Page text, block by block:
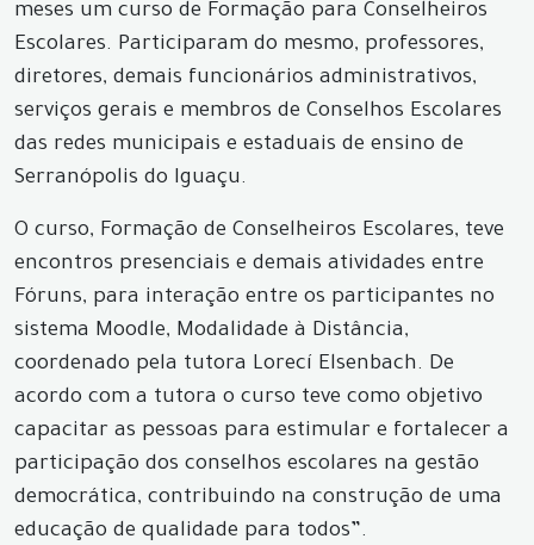
meses um curso de Formação para Conselheiros
Escolares. Participaram do mesmo, professores,
diretores, demais funcionários administrativos,
serviços gerais e membros de Conselhos Escolares
das redes municipais e estaduais de ensino de
Serranópolis do Iguaçu.
O curso, Formação de Conselheiros Escolares, teve
encontros presenciais e demais atividades entre
Fóruns, para interação entre os participantes no
sistema Moodle, Modalidade à Distância,
coordenado pela tutora Lorecí Elsenbach. De
acordo com a tutora o curso teve como objetivo
capacitar as pessoas para estimular e fortalecer a
participação dos conselhos escolares na gestão
democrática, contribuindo na construção de uma
educação de qualidade para todos”.